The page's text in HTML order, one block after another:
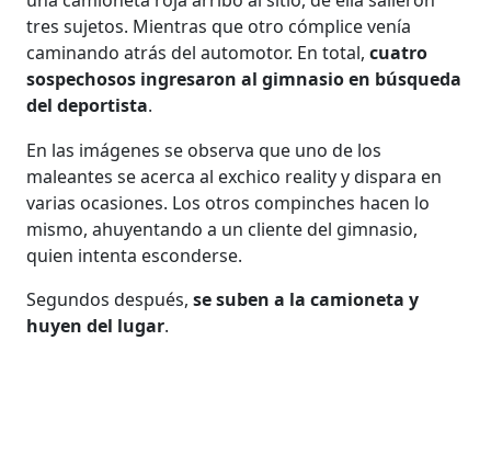
tres sujetos. Mientras que otro cómplice venía
caminando atrás del automotor. En total,cuatro
sospechosos ingresaron al gimnasio en búsqueda
del deportista.
En las imágenes se observa que uno de los
maleantes se acerca al exchico reality y dispara en
varias ocasiones. Los otros compinches hacen lo
mismo, ahuyentando a un cliente del gimnasio,
quien intenta esconderse.
Segundos después,se suben a la camioneta y
huyen del lugar.